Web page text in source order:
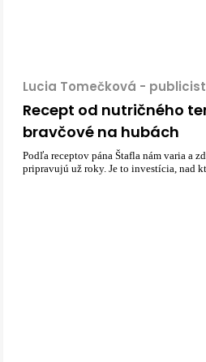
Lucia Tomečková -
Recept od nutričného
bravčové na hubách
Podľa receptov pána Štafla nám varia a
pripravujú už roky. Je to investícia, nad